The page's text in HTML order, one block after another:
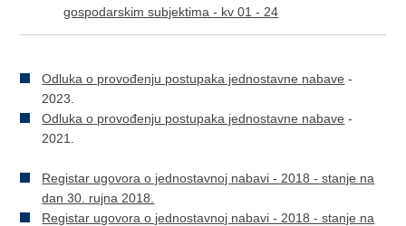
gospodarskim subjektima - kv 01 - 24
Odluka o provođenju postupaka jednostavne nabave -
2023.
Odluka o provođenju postupaka jednostavne nabave -
2021.
Registar ugovora o jednostavnoj nabavi - 2018 - stanje na
dan 30. rujna 2018.
Registar ugovora o jednostavnoj nabavi - 2018 - stanje na